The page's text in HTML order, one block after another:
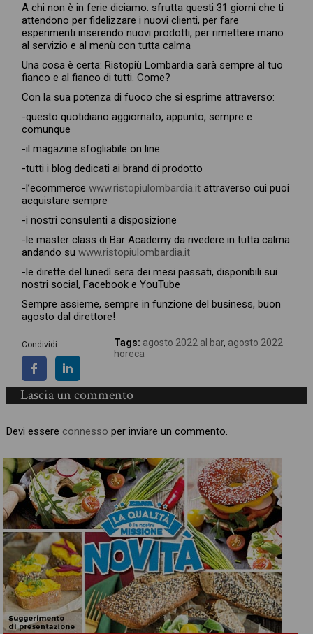
A chi non è in ferie diciamo: sfrutta questi 31 giorni che ti
attendono per fidelizzare i nuovi clienti, per fare
esperimenti inserendo nuovi prodotti, per rimettere mano
al servizio e al menù con tutta calma
Una cosa è certa: Ristopiù Lombardia sarà sempre al tuo
fianco e al fianco di tutti. Come?
Con la sua potenza di fuoco che si esprime attraverso:
-questo quotidiano aggiornato, appunto, sempre e
comunque
-il magazine sfogliabile on line
-tutti i blog dedicati ai brand di prodotto
-l’ecommerce www.ristopiulombardia.itattraverso cui puoi
acquistare sempre
-i nostri consulenti a disposizione
-le master class di Bar Academy da rivedere in tutta calma
andando su www.ristopiulombardia.it
-le dirette del lunedì sera dei mesi passati, disponibili sui
nostri social, Facebook e YouTube
Sempre assieme, sempre in funzione del business, buon
agosto dal direttore!
Condividi: Tags: agosto 2022 al bar, agosto 2022
horeca
Lascia un commento
Devi essere connesso per inviare un commento.